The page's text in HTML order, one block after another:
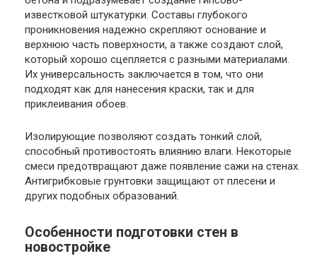
известковой штукатурки. Составы глубокого
проникновения надежно скрепляют основание и
верхнюю часть поверхности, а также создают слой,
который хорошо сцепляется с разными материалами.
Их универсальность заключается в том, что они
подходят как для нанесения краски, так и для
приклеивания обоев.
Изолирующие позволяют создать тонкий слой,
способный противостоять влиянию влаги. Некоторые
смеси предотвращают даже появление сажи на стенах.
Антигрибковые грунтовки защищают от плесени и
других подобных образований.
Особенности подготовки стен в
новостройке